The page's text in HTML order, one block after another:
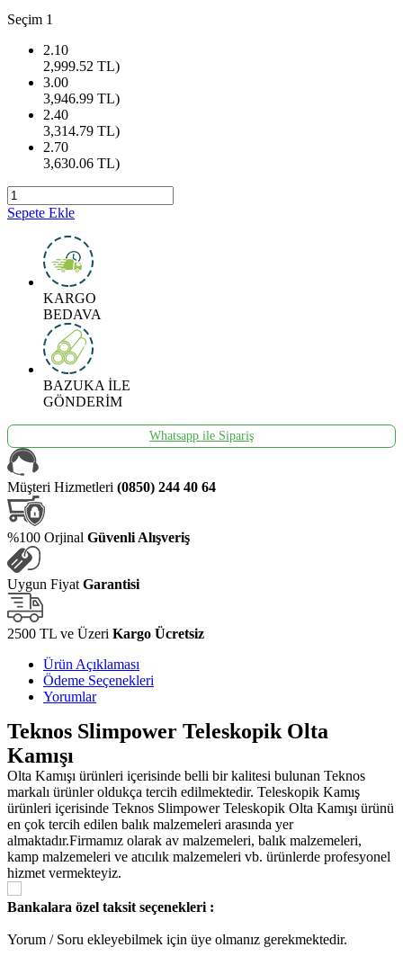
Seçim 1
2.10
2,999.52 TL)
3.00
3,946.99 TL)
2.40
3,314.79 TL)
2.70
3,630.06 TL)
Sepete Ekle
KARGO
BEDAVA
BAZUKA İLE
GÖNDERİM
Whatsapp ile Sipariş
Müşteri Hizmetleri (0850) 244 40 64
%100 Orjinal Güvenli Alışveriş
Uygun Fiyat Garantisi
2500 TL ve Üzeri Kargo Ücretsiz
Ürün Açıklaması
Ödeme Seçenekleri
Yorumlar
Teknos Slimpower Teleskopik Olta
Kamışı
Olta Kamışı ürünleri içerisinde belli bir kalitesi bulunan Teknos
markalı ürünler oldukça tercih edilmektedir. Teleskopik Kamış
ürünleri içerisinde Teknos Slimpower Teleskopik Olta Kamışı ürünü
en çok tercih edilen balık malzemeleri arasında yer
almaktadır.Firmamız olarak av malzemeleri, balık malzemeleri,
kamp malzemeleri ve atıcılık malzemeleri vb. ürünlerde profesyonel
hizmet vermekteyiz.
Bankalara özel taksit seçenekleri :
Yorum / Soru ekleyebilmek için üye olmanız gerekmektedir.